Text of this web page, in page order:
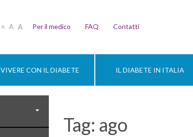
A A A Per il medico FAQ Contatti
VIVERE CON IL DIABETE IL DIABETE IN ITALIA
Tag: ago